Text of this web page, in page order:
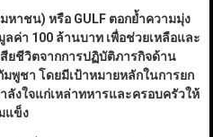
หาชน) หรือ GULF ตอกย้ำความมุ่ง
ลค่า 100ล้านบาท เพื่อช่วยเหลือและ
สียชีวิตจากการปฏิบัติภารกิจด้าน
พูชา โดยมีเป้าหมายหลักในการยก
งใจแก่เหล่าทหารและครอบครัวให้
แข็ง